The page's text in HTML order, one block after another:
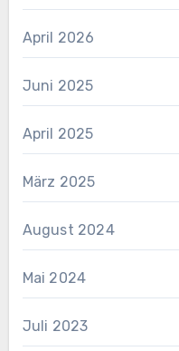
April 2026
Juni 2025
April 2025
März 2025
August 2024
Mai 2024
Juli 2023